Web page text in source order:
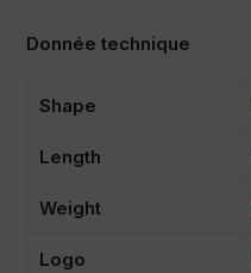
Donnée technique
Shape
Length
Weight
Logo